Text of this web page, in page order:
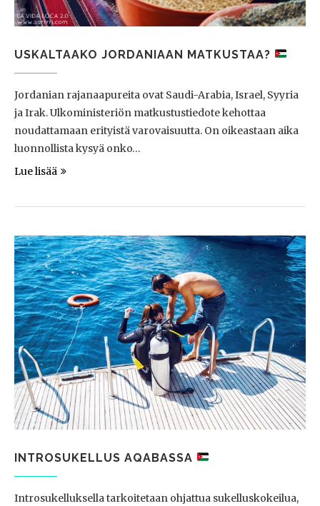
USKALTAAKO JORDANIAAN MATKUSTAA?
Jordanian rajanaapureita ovat Saudi-Arabia, Israel, Syyria
ja Irak. Ulkoministeriön matkustustiedote kehottaa
noudattamaan erityistä varovaisuutta. On oikeastaan aika
luonnollista kysyä onko…
Lue lisää
INTROSUKELLUS AQABASSA
Introsukelluksella tarkoitetaan ohjattua sukelluskokeilua,